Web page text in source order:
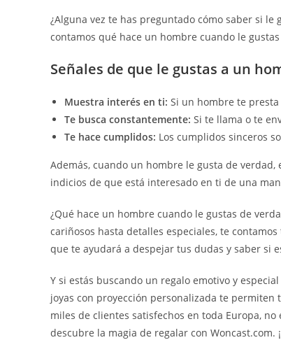
¿Alguna vez te has preguntado cómo saber si
contamos qué hace un hombre cuando le
Señales de que le gustas a un
Muestra interés en ti: Si un hombre te
Te busca constantemente: Si te llama o te
Te hace cumplidos: Los cumplidos sinceros
Además, cuando un hombre le gusta de
indicios de que está interesado en ti de una
¿Qué hace un hombre cuando le gustas de
cariñosos hasta detalles especiales, te
que te ayudará a despejar tus dudas y saber si
Y si estás buscando un regalo emotivo y
joyas con proyección personalizada te
miles de clientes satisfechos en toda Europa,
descubre la magia de regalar con